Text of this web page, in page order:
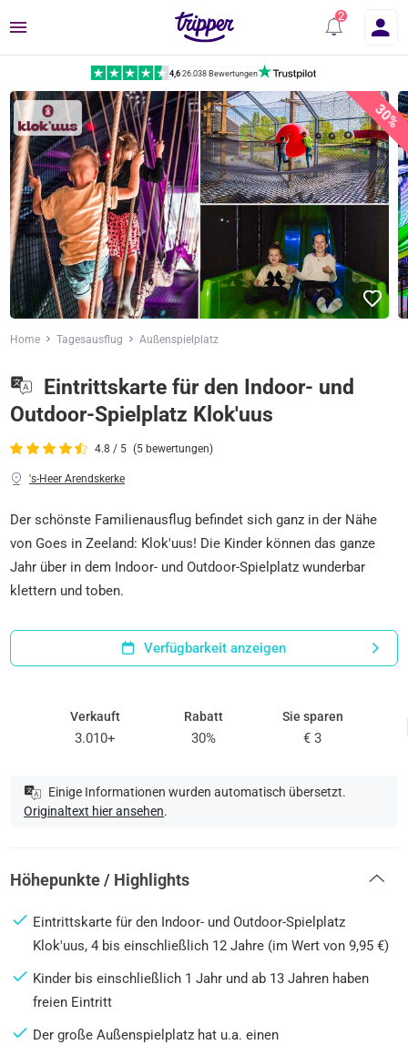
Menü
4,6|26.038 Bewertungen
30%
Home Tagesausflug Außenspielplatz
Eintrittskarte für den Indoor- und
Outdoor-Spielplatz Klok'uus
4.8 / 5 (5 bewertungen)
's-Heer Arendskerke
Der schönste Familienausflug befindet sich ganz in der Nähe
von Goes in Zeeland: Klok'uus! Die Kinder können das ganze
Jahr über in dem Indoor- und Outdoor-Spielplatz wunderbar
klettern und toben.
Verfügbarkeit anzeigen
Verkauft
3.010+
Rabatt
30%
Sie sparen
€ 3
Einige Informationen wurden automatisch übersetzt.
Originaltext hier ansehen.
Höhepunkte / Highlights
Eintrittskarte für den Indoor- und Outdoor-Spielplatz
Klok'uus, 4 bis einschließlich 12 Jahre (im Wert von 9,95 €)
Kinder bis einschließlich 1 Jahr und ab 13 Jahren haben
freien Eintritt
Der große Außenspielplatz hat u.a. einen